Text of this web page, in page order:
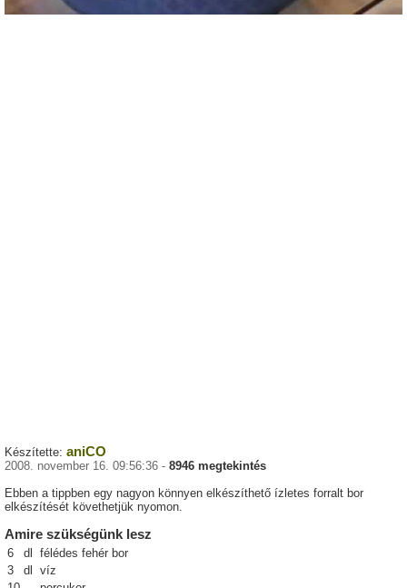
Készítette: aniCO
2008. november 16. 09:56:36 - 8946 megtekintés
Ebben a tippben egy nagyon könnyen elkészíthető ízletes forralt bor
elkészítését követhetjük nyomon.
Amire szükségünk lesz
6 dl
félédes fehér bor
3
dl
víz